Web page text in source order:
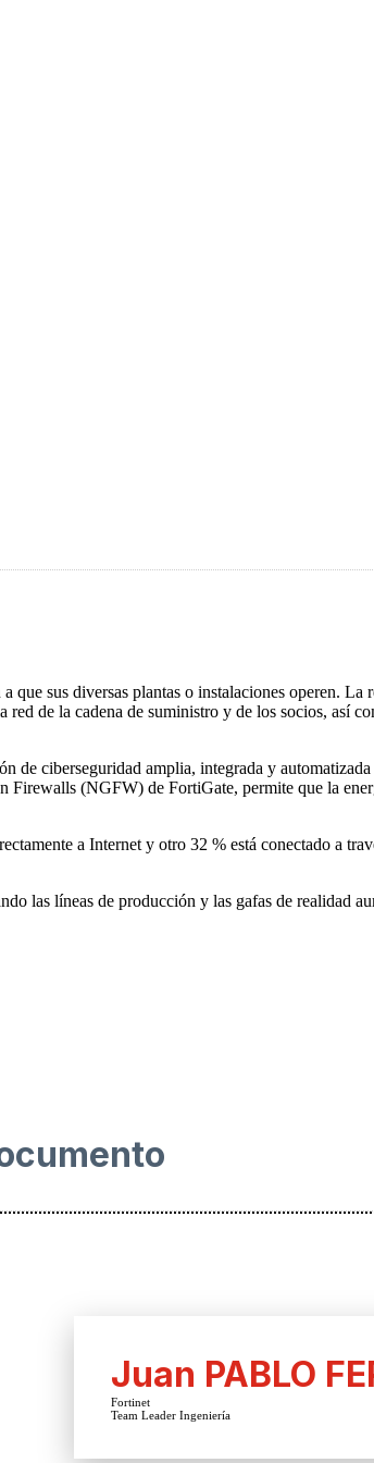
sus diversas plantas o instalaciones operen.
de la cadena de suministro y de los socios, así
de ciberseguridad amplia, integrada y
Firewalls (NGFW) de FortiGate, permite que la
a Internet y otro 32 % está conectado a
las líneas de producción y las gafas de realidad
Juan PABLO
Fortinet
Team Leader Ingeniería